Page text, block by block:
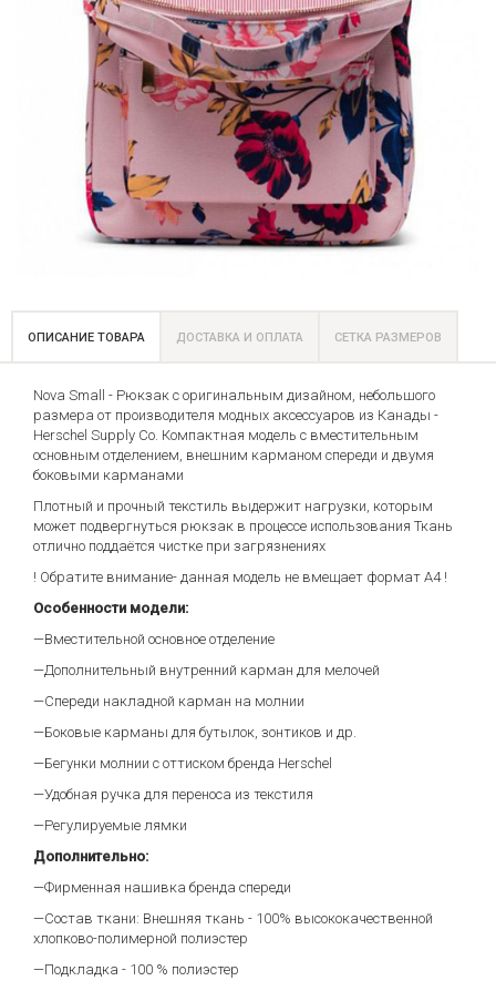
ОПИСАНИЕ ТОВАРА ДОСТАВКА И ОПЛАТА СЕТКА РАЗМЕРОВ
Nova Small - Рюкзак с оригинальным дизайном, небольшого
размера от производителя модных аксессуаров из Канады -
Herschel Supply Co. Компактная модель с вместительным
основным отделением, внешним карманом спереди и двумя
боковыми карманами
Плотный и прочный текстиль выдержит нагрузки, которым
может подвергнуться рюкзак в процессе использования Ткань
отлично поддаётся чистке при загрязнениях
! Обратите внимание- данная модель не вмещает формат А4 !
Особенности модели:
—Вместительной основное отделение
—Дополнительный внутренний карман для мелочей
—Спереди накладной карман на молнии
—Боковые карманы для бутылок, зонтиков и др.
—Бегунки молнии с оттиском бренда Herschel
—Удобная ручка для переноса из текстиля
—Регулируемые лямки
Дополнительно:
—Фирменная нашивка бренда спереди
—Состав ткани: Внешняя ткань - 100% высококачественной
хлопково-полимерной полиэстер
—Подкладка - 100 % полиэстер